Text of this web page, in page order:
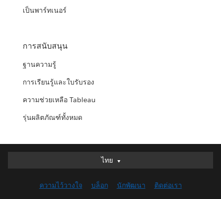
เป็นพาร์ทเนอร์
การสนับสนุน
ฐานความรู้
การเรียนรู้และใบรับรอง
ความช่วยเหลือ Tableau
รุ่นผลิตภัณฑ์ทั้งหมด
ไทย
ไทย
English (UK)
ความไว้วางใจ บล็อก นักพัฒนา ติดต่อเรา